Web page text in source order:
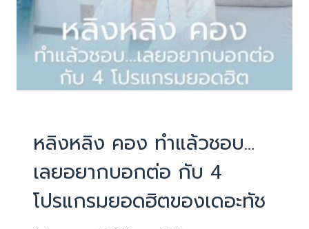
หลิงหลิง คอง ทำแล้วชอบ…
เลยอยากบอกต่อ กับ 4
โปรแกรมยอดฮิตของเดอะทัช